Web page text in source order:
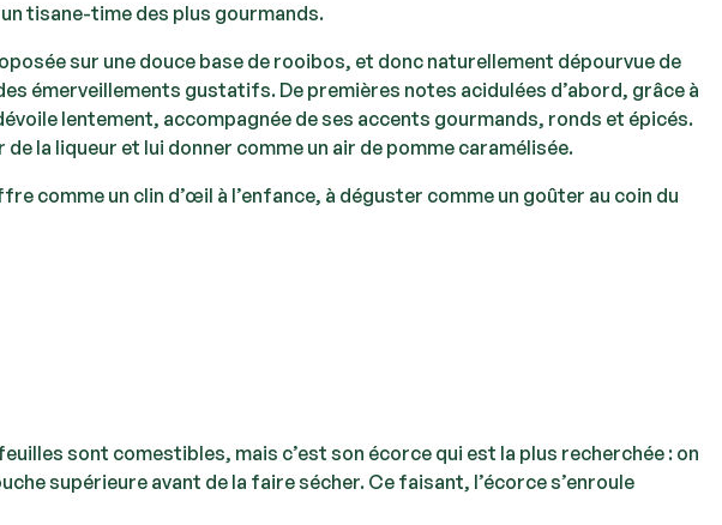
tisane-time des plus gourmands.
sur une douce base de rooibos, et donc naturellement dépourvue de
émerveillements gustatifs. De premières notes acidulées d’abord, grâce à
lentement, accompagnée de ses accents gourmands, ronds et épicés.
la liqueur et lui donner comme un air de pomme caramélisée.
comme un clin d’œil à l’enfance, à déguster comme un goûter au coin du
sont comestibles, mais c’est son écorce qui est la plus recherchée : on
supérieure avant de la faire sécher. Ce faisant, l’écorce s’enroule